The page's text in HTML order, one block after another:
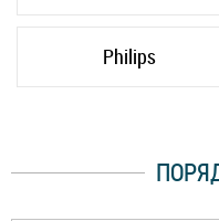
Philips